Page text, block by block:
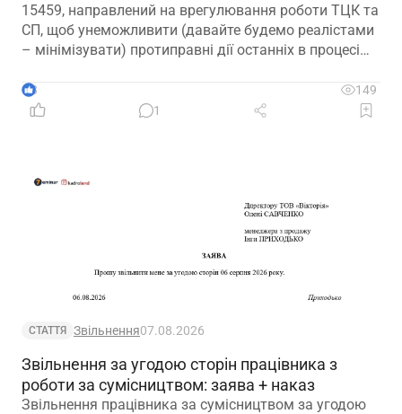
15459, направлений на врегулювання роботи ТЦК та
СП, щоб унеможливити (давайте будемо реалістами
– мінімізувати) протиправні дії останніх в процесі
3
149
1
СТАТТЯ Звільнення07.08.2026
Звільнення за угодою сторін працівника з
роботи за сумісництвом: заява + наказ
Звільнення працівника за сумісництвом за угодою